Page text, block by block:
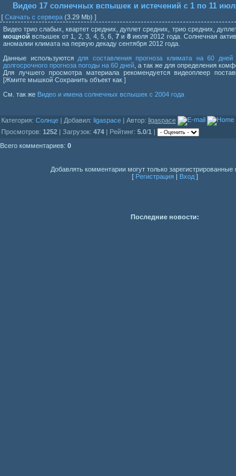
Видео 17 солнечных вспышек и истечений с 1 по 11
[ Скачать с сервера (3.29 Mb) ]
Видео трио слабых, квартет средних, дуплет средних, трио средних,
мощной вспышек от 1, 2, 3, 4, 5, 6, 7и 8июля 2012 года. Солнечная
аномалии климата на первую декаду сентября 2012 года.
Данные используются для составления прогноза климата на 60 дней
долгосрочного прогноза погоды на 60 дней , а так же для определения
Для лучшего просмотра материала рекомендуется видеоплеер
[Жмите мышкой Сохранить объект как ]
См. так же Видео и имена солнечных вспышек с 2004 года
Категория: Солнце | Добавил: ligaspace | Автор: ligaspace
Просмотров: 1252 | Загрузок: 474 | Рейтинг: 5.0/1 |
Всего комментариев: 0
Добавлять комментарии могут только зарегистрированные
[ Регистрация| Вход]
Последние новости: